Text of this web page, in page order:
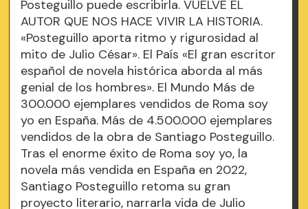
Posteguillo puede escribirla. VUELVE EL
AUTOR QUE NOS HACE VIVIR LA HISTORIA.
«Posteguillo aporta ritmo y rigurosidad al
mito de Julio César». El País «El gran escritor
español de novela histórica aborda al más
genial de los hombres». El Mundo Más de
300.000 ejemplares vendidos de Roma soy
yo en España. Más de 4.500.000 ejemplares
vendidos de la obra de Santiago Posteguillo.
Tras el enorme éxito de Roma soy yo, la
novela más vendida en España en 2022,
Santiago Posteguillo retoma su gran
proyecto literario, narrarla vida de Julio